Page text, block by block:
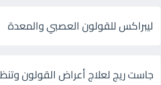
ليبراكس للقولون العصبي والمعدة
جاست ريج لعلاج أعراض القولون